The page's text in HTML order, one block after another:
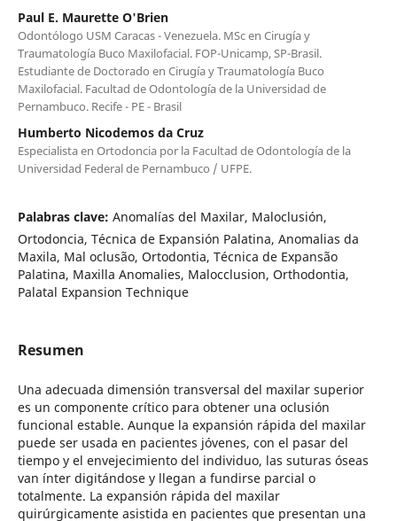
Paul E. Maurette O'Brien
Odontólogo USM Caracas - Venezuela. MSc en Cirugía y
Traumatología Buco Maxilofacial. FOP-Unicamp, SP-Brasil.
Estudiante de Doctorado en Cirugía y Traumatología Buco
Maxilofacial. Facultad de Odontología de la Universidad de
Pernambuco. Recife - PE - Brasil
Humberto Nicodemos da Cruz
Especialista en Ortodoncia por la Facultad de Odontología de la
Universidad Federal de Pernambuco / UFPE.
Palabras clave: Anomalías del Maxilar, Maloclusión,
Ortodoncia, Técnica de Expansión Palatina, Anomalias da
Maxila, Mal oclusão, Ortodontia, Técnica de Expansão
Palatina, Maxilla Anomalies, Malocclusion, Orthodontia,
Palatal Expansion Technique
Resumen
Una adecuada dimensión transversal del maxilar superior
es un componente crítico para obtener una oclusión
funcional estable. Aunque la expansión rápida del maxilar
puede ser usada en pacientes jóvenes, con el pasar del
tiempo y el envejecimiento del individuo, las suturas óseas
van ínter digitándose y llegan a fundirse parcial o
totalmente. La expansión rápida del maxilar
quirúrgicamente asistida en pacientes que presentan una